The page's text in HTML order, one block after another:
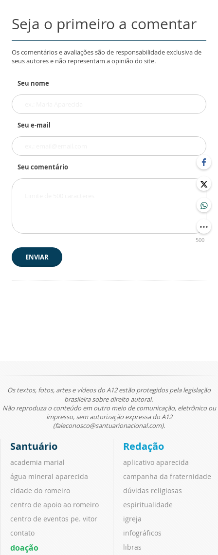
Seja o primeiro a comentar
Os comentários e avaliações são de responsabilidade exclusiva de
seus autores e não representam a opinião do site.
Seu nome
Seu e-mail
Seu comentário
500
ENVIAR
Os textos, fotos, artes e vídeos do A12 estão protegidos pela legislação
brasileira sobre direito autoral.
Não reproduza o conteúdo em outro meio de comunicação, eletrônico ou
impresso, sem autorização expressa do A12
(faleconosco@santuarionacional.com).
Santuário
academia marial
água mineral aparecida
cidade do romeiro
centro de apoio ao romeiro
centro de eventos pe. vitor
contato
doação
Redação
aplicativo aparecida
campanha da fraternidade
dúvidas religiosas
espiritualidade
igreja
infográficos
libras